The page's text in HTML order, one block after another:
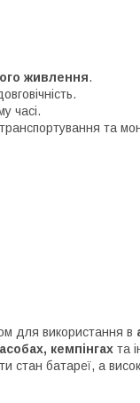
живлення.
часі.
та
для використання в
кемпінгах та
стан батареї, а